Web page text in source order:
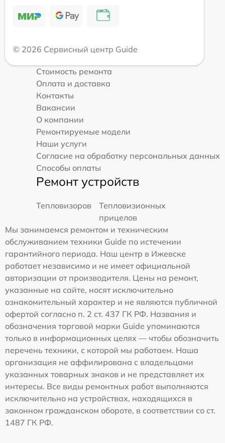
© 2026 Сервисный центр Guide
Стоимость ремонта
Оплата и доставка
Контакты
Вакансии
О компании
Ремонтируемые модели
Наши услуги
Согласие на обработку персональных данных
Способы оплаты
Ремонт устройств
Тепловизоров
Тепловизионных
прицелов
Мы занимаемся ремонтом и техническим
обслуживанием техники Guide по истечении
гарантийного периода. Наш центр в Ижевске
работает независимо и не имеет официальной
авторизации от производителя. Цены на ремонт,
указанные на сайте, носят исключительно
ознакомительный характер и не являются публичной
офертой согласно п. 2 ст. 437 ГК РФ. Названия и
обозначения торговой марки Guide упоминаются
только в информационных целях — чтобы обозначить
перечень техники, с которой мы работаем. Наша
организация не аффилирована с владельцами
указанных товарных знаков и не представляет их
интересы. Все виды ремонтных работ выполняются
исключительно на устройствах, находящихся в
законном гражданском обороте, в соответствии со ст.
1487 ГК РФ.